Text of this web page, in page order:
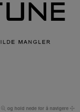
og hold nede for å navigere